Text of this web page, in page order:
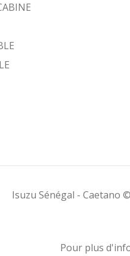
Isuzu Sénégal - Caetano
Pour plus